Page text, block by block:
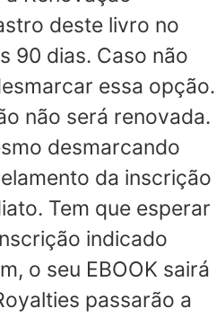
deste livro no
90 dias. Caso não
essa opção.
não será renovada.
desmarcando
da inscrição
Tem que esperar
indicado
o seu EBOOK sairá
passarão a